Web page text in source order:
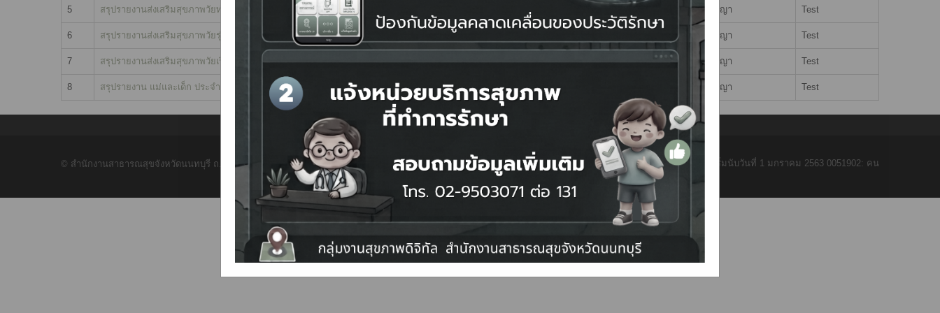
5 สรุปรายงานส่งเสริมสุขภาพวัยทำงาน นางศรัญญา Test
6 สรุปรายงานส่งเสริมสุขภาพวัยรุ่น นางศรัญญา Test
7 สรุปรายงานส่งเสริมสุขภาพวัยเรียน 357 16 ต.ค. 2566 นางศรัญญา Test
8 สรุปรายงาน แม่และเด็ก ประจำปี 2566 1278 นางศรัญญา Test
© สำนักงานสาธารณสุขจังหวัดนนทบุรี ถ.รัตนาธิเบศร์ ต.บางกระสอ อ.เมือง จ.นนทบุรี 11000 โทรศัพท์ 02 9503071 จำนวนผู้เข้าชม เริ่มนับวันที่ 1 มกราคม 2563 0051902: คน